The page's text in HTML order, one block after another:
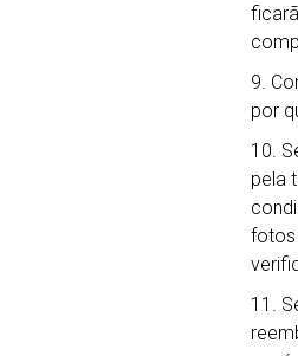
9.
por
10.
pela
fotos
11.